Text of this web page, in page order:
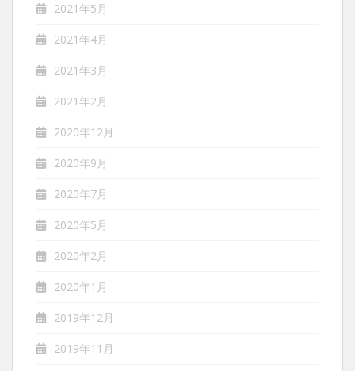
2021年5月
2021年4月
2021年3月
2021年2月
2020年12月
2020年9月
2020年7月
2020年5月
2020年2月
2020年1月
2019年12月
2019年11月